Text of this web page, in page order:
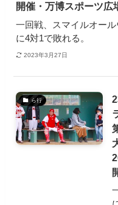
開催・万博スポーツ広
一回戦、スマイルオー
に4対1で敗れる。
2023年3月27日
ら行